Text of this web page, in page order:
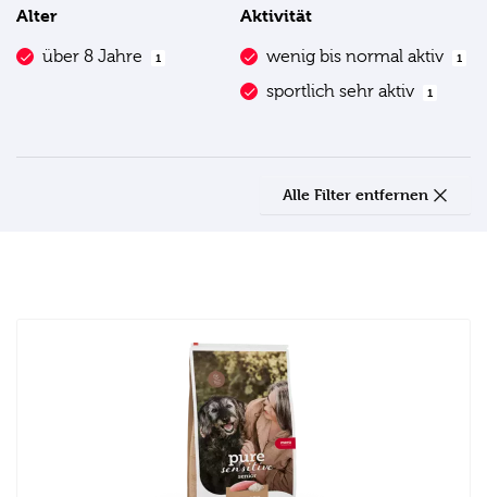
Alter
über 8 Jahre 1
Aktivität
wenig bis normal aktiv 1
sportlich sehr aktiv 1
Alle Filter entfernen